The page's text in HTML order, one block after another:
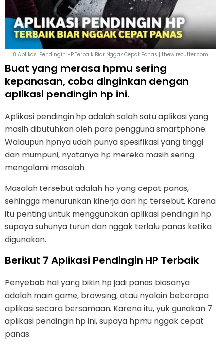
8 Aplikasi Pendingin HP Terbaik Biar Nggak Cepat Panas | thewirecutter.com
Buat yang merasa hpmu sering
kepanasan, coba dinginkan dengan
aplikasi pendingin hp ini.
Aplikasi pendingin hp adalah salah satu aplikasi yang
masih dibutuhkan oleh para pengguna smartphone.
Walaupun hpnya udah punya spesifikasi yang tinggi
dan mumpuni, nyatanya hp mereka masih sering
mengalami masalah.
Masalah tersebut adalah hp yang cepat panas,
sehingga menurunkan kinerja dari hp tersebut. Karena
itu penting untuk menggunakan aplikasi pendingin hp
supaya suhunya turun dan nggak terlalu panas ketika
digunakan.
Berikut 7 Aplikasi Pendingin HP Terbaik
Penyebab hal yang bikin hp jadi panas biasanya
adalah main game, browsing, atau nyalain beberapa
aplikasi secara bersamaan. Karena itu, yuk gunakan 7
aplikasi pendingin hp ini, supaya hpmu nggak cepat
panas.